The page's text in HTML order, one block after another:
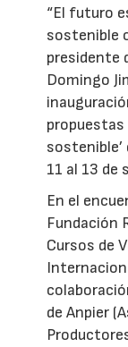
“El futuro
sostenible
presidente
Domingo
propuestas
sostenible’
11 al 13 de
En el
Fundación
Cursos de
de Anpier